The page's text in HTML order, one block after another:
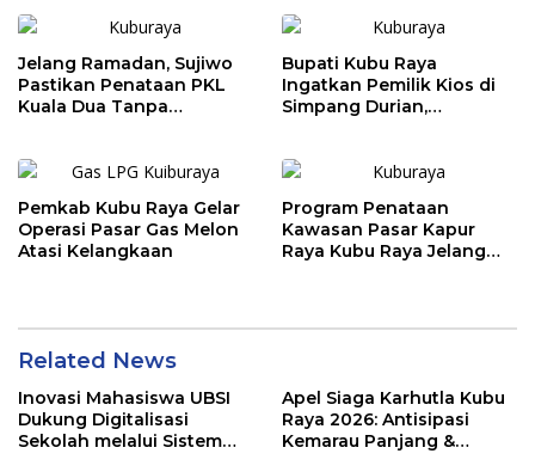
Jelang Ramadan, Sujiwo
Pastikan Penataan PKL
Kuala Dua Tanpa
Bupati Kubu Raya
Ingatkan Pemilik Kios di
Simpang Durian,
Pemkab Kubu Raya Gelar
Operasi Pasar Gas Melon
Atasi Kelangkaan
Program Penataan
Kawasan Pasar Kapur
Raya Kubu Raya Jelang
Related News
Inovasi Mahasiswa UBSI
Dukung Digitalisasi
Sekolah melalui Sistem
Apel Siaga Karhutla Kubu
Raya 2026: Antisipasi
Kemarau Panjang &